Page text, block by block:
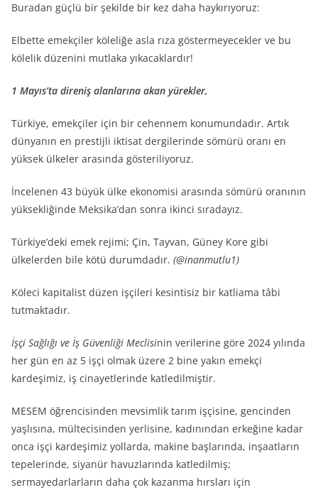
Buradan güçlü bir şekilde bir kez daha haykırıyoruz:
Elbette emekçiler köleliğe asla rıza göstermeyecekler ve bu
kölelik düzenini mutlaka yıkacaklardır!
1 Mayıs’ta direniş alanlarına akan yürekler,
Türkiye, emekçiler için bir cehennem konumundadır. Artık
dünyanın en prestijli iktisat dergilerinde sömürü oranı en
yüksek ülkeler arasında gösteriliyoruz.
İncelenen 43 büyük ülke ekonomisi arasında sömürü oranının
yüksekliğinde Meksika’dan sonra ikinci sıradayız.
Türkiye’deki emek rejimi; Çin, Tayvan, Güney Kore gibi
ülkelerden bile kötü durumdadır. (@inanmutlu1)
Köleci kapitalist düzen işçileri kesintisiz bir katliama tâbi
tutmaktadır.
İşçi Sağlığı ve İş Güvenliği Meclisinin verilerine göre 2024 yılında
her gün en az 5 işçi olmak üzere 2 bine yakın emekçi
kardeşimiz, iş cinayetlerinde katledilmiştir.
MESEM öğrencisinden mevsimlik tarım işçisine, gencinden
yaşlısına, mültecisinden yerlisine, kadınından erkeğine kadar
onca işçi kardeşimiz yollarda, makine başlarında, inşaatların
tepelerinde, siyanür havuzlarında katledilmiş;
sermayedarlarların daha çok kazanma hırsları için